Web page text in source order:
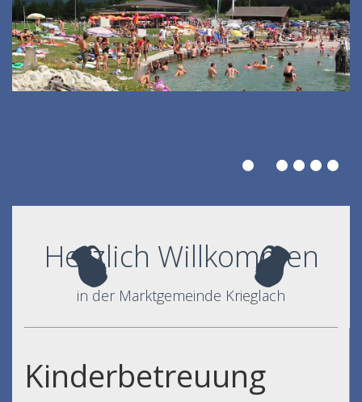
Herzlich Willkommen
in der Marktgemeinde Krieglach
Kinderbetreuung